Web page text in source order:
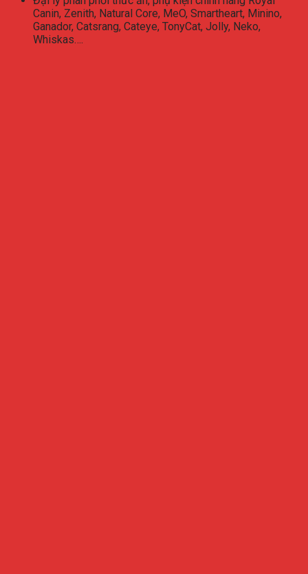
Canin, Zenith, Natural Core, MeO, Smartheart, Minino,
Ganador, Catsrang, Cateye, TonyCat, Jolly, Neko,
Whiskas….